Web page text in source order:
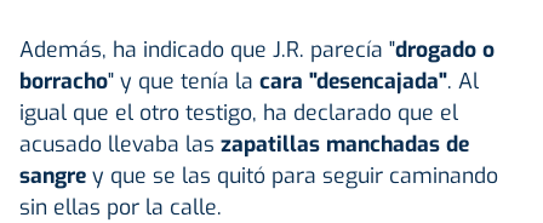
Además, ha indicado que J.R. parecía "drogado o
borracho" y que tenía la cara "desencajada". Al
igual que el otro testigo, ha declarado que el
acusado llevaba las zapatillas manchadas de
sangre y que se las quitó para seguir caminando
sin ellas por la calle.